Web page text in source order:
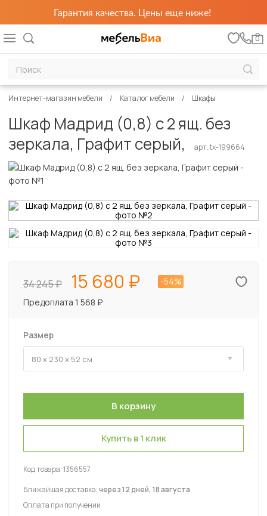
Гарантия качества. Цены еще ниже!
0
Интернет-магазин мебели Каталог мебели Шкафы
Шкаф Мадрид (0,8) с 2 ящ. без
зеркала, Графит серый,
арт. tx-199664
34 245 15 680
-54%
Предоплата 1 568 ₽
Размер
Купить в 1 клик
Код товара:1356557
Ближайшая доставка:через 12 дней, 18 августа
Оплата при получении